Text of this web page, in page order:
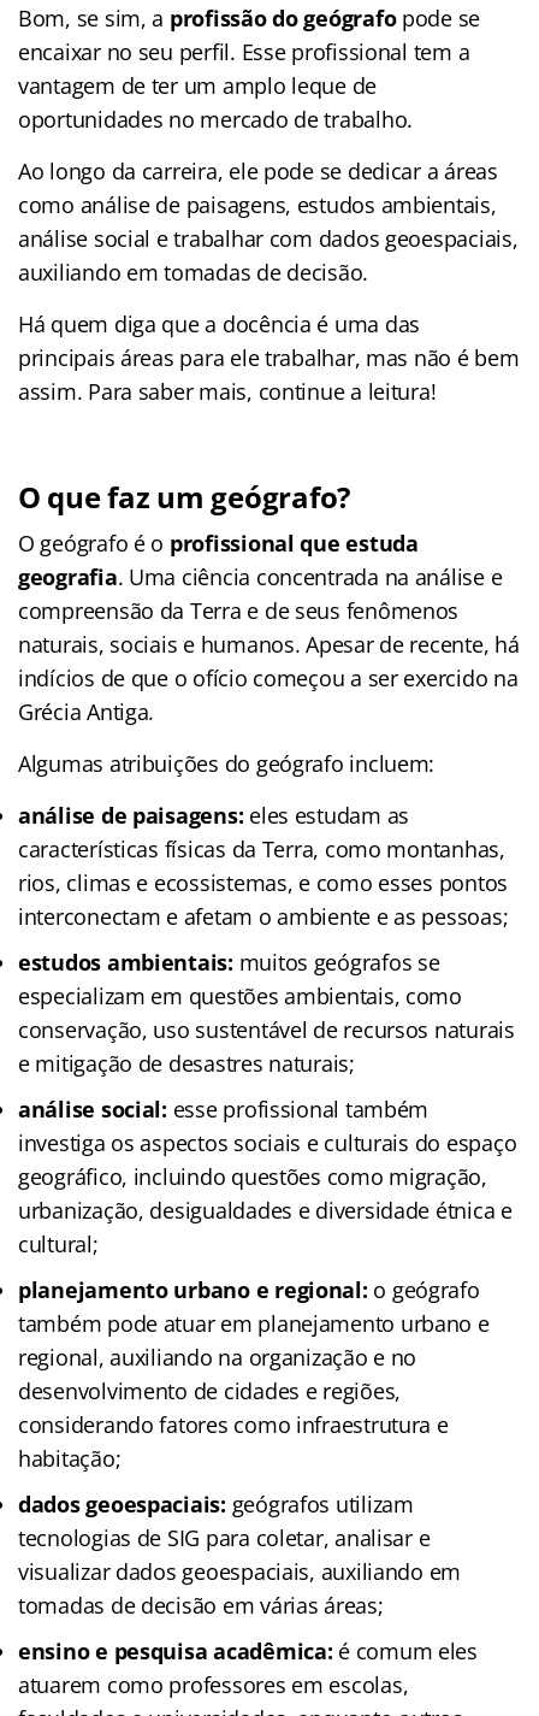
Bom, se sim, a profissão do geógrafo pode se
encaixar no seu perfil. Esse profissional tem a
vantagem de ter um amplo leque de
oportunidades no mercado de trabalho.
Ao longo da carreira, ele pode se dedicar a áreas
como análise de paisagens, estudos ambientais,
análise social e trabalhar com dados geoespaciais,
auxiliando em tomadas de decisão.
Há quem diga que a docência é uma das
principais áreas para ele trabalhar, mas não é bem
assim. Para saber mais, continue a leitura!
O que faz um geógrafo?
O geógrafo é o profissional que estuda
geografia. Uma ciência concentrada na análise e
compreensão da Terra e de seus fenômenos
naturais, sociais e humanos. Apesar de recente, há
indícios de que o ofício começou a ser exercido na
Grécia Antiga.
Algumas atribuições do geógrafo incluem:
análise de paisagens: eles estudam as
características físicas da Terra, como montanhas,
rios, climas e ecossistemas, e como esses pontos
interconectam e afetam o ambiente e as pessoas;
estudos ambientais: muitos geógrafos se
especializam em questões ambientais, como
conservação, uso sustentável de recursos naturais
e mitigação de desastres naturais;
análise social: esse profissional também
investiga os aspectos sociais e culturais do espaço
geográfico, incluindo questões como migração,
urbanização, desigualdades e diversidade étnica e
cultural;
planejamento urbano e regional: o geógrafo
também pode atuar em planejamento urbano e
regional, auxiliando na organização e no
desenvolvimento de cidades e regiões,
considerando fatores como infraestrutura e
habitação;
dados geoespaciais: geógrafos utilizam
tecnologias de SIG para coletar, analisar e
visualizar dados geoespaciais, auxiliando em
tomadas de decisão em várias áreas;
ensino e pesquisa acadêmica: é comum eles
atuarem como professores em escolas,